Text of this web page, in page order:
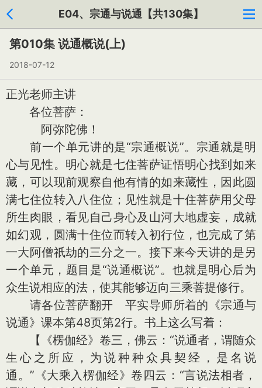
E04、宗通与说通【共130集】
第010集 说通概说(上)
2018-07-12
正光老师主讲
各位菩萨：
阿弥陀佛！
前一个单元讲的是“宗通概说”。宗通就是明
心与见性。明心就是七住菩萨证悟明心找到如来
藏，可以现前观察自他有情的如来藏性，因此圆
满七住位转入八住位；见性就是十住菩萨用父母
所生肉眼，看见自己身心及山河大地虚妄，成就
如幻观，圆满十住位而转入初行位，也完成了第
一大阿僧祇劫的三分之一。接下来今天讲的是另
一个单元，题目是“说通概说”。也就是明心后为
众生说相应的法，使其能够迈向三乘菩提修行。
请各位菩萨翻开 平实导师所着的《宗通与
说通》课本第48页第2行。书上这么写着：
【《楞伽经》卷三，佛云：“说通者，谓随众
生心之所应，为说种种众具契经，是名说
通。”《大乘入楞伽经》卷四云：“言说法相者，